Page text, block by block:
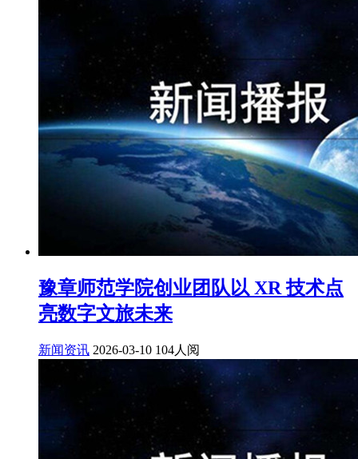
豫章师范学院创业团队以 XR 技术点
亮数字文旅未来
新闻资讯 2026-03-10 104人阅